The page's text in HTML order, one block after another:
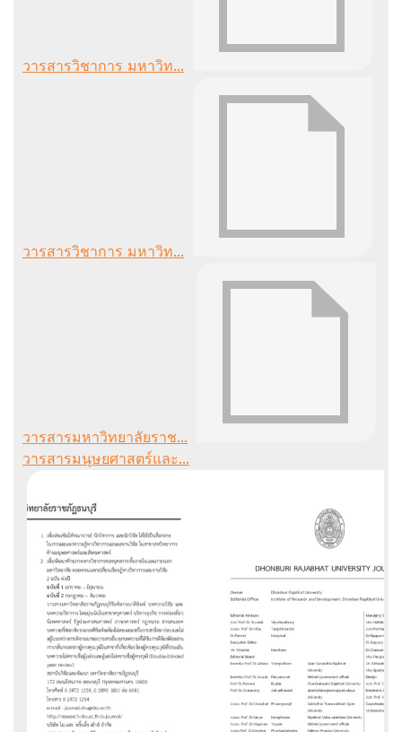
วารสารวิชาการ มหาวิท...
วารสารวิชาการ มหาวิท...
วารสารมหาวิทยาลัยราช...
วารสารมนุษยศาสตร์และ...